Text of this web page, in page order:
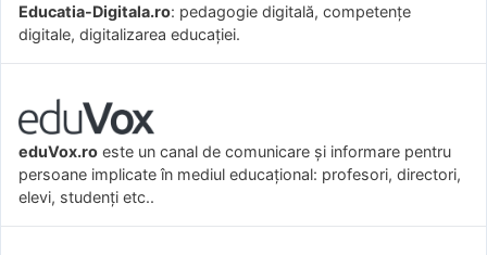
Educatia-Digitala.ro: pedagogie digitală, competențe
digitale, digitalizarea educației.
eduVox.ro este un canal de comunicare și informare pentru
persoane implicate în mediul educațional: profesori, directori,
elevi, studenți etc..